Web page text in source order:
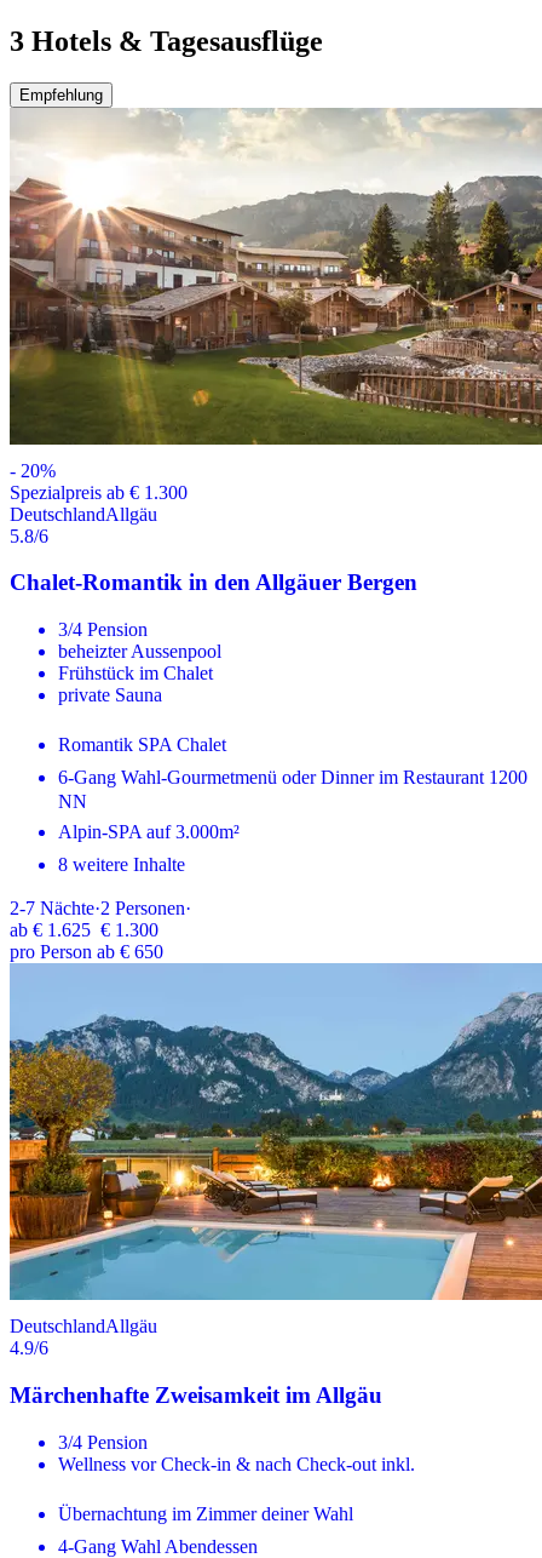
3 Hotels & Tagesausflüge
Empfehlung
- 20%
Spezialpreis ab € 1.300
DeutschlandAllgäu
5.8/6
Chalet-Romantik in den Allgäuer Bergen
3/4 Pension
beheizter Aussenpool
Frühstück im Chalet
private Sauna
Romantik SPA Chalet
6-Gang Wahl-Gourmetmenü oder Dinner im Restaurant 1200
NN
Alpin-SPA auf 3.000m²
8 weitere Inhalte
2-7 Nächte·2 Personen·
ab € 1.625 € 1.300
pro Person ab € 650
DeutschlandAllgäu
4.9/6
Märchenhafte Zweisamkeit im Allgäu
3/4 Pension
Wellness vor Check-in & nach Check-out inkl.
Übernachtung im Zimmer deiner Wahl
4-Gang Wahl Abendessen